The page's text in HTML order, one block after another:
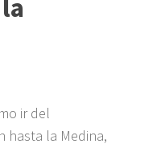
ir del
hasta la Medina,